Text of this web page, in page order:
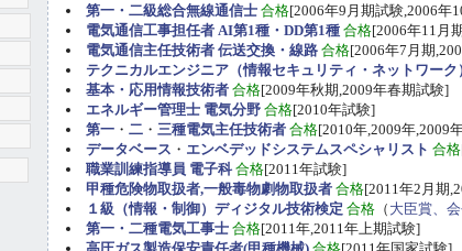
第一・二級総合無線通信士 合格[2006年9月期試験,2006年
電気通信工事担任者 AI第1種・DD第1種 合格[2006年11月
電気通信主任技術者 伝送交換・線路 合格[2006年7月期
テクニカルエンジニア（情報セキュリティ・ネットワーク
基本・応用情報技術者 合格[2009年秋期,2009年春期試験]
エネルギー管理士 電気分野 合格[2010年試験]
第一 ・ 二 ・ 三種電気主任技術者 合格[2010年,2009年,2009
データベース ・ エンベデッドシステムスペシャリスト 合格
職業訓練指導員 電子科 合格[2011年試験]
甲種危険物取扱者,一般毒物劇物取扱者 合格[2011年2月期
１級（情報・制御）ディジタル技術検定 合格 （ 大臣賞、
第一・二種電気工事士 合格[2011年,2011年上期試験]